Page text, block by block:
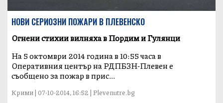
НОВИ СЕРИОЗНИ ПОЖАРИ В ПЛЕВЕНСКО
Огнени стихии вилняха в Пордим и Гулянци
На 5 октомври 2014 година в 10:55 часа в
Оперативния център на РДПБЗН-Плевен е
съобщено за пожар в прис...
Крими | 07-10-2014, 16:52 | Plevenutre.bg